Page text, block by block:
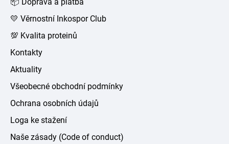
💛 Věrnostní Inkospor Club
💯 Kvalita proteinů
Kontakty
Aktuality
Všeobecné obchodní podmínky
Ochrana osobních údajů
Loga ke stažení
Naše zásady (Code of conduct)